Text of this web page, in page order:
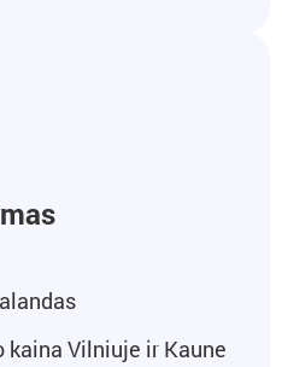
Vilniuje ir Kaune